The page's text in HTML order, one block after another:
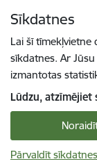
Sīkdatnes
Lai šī
sīkdatnes. Ar
izmantotas
Lūdzu, atzīmējiet
Pārvaldīt sīkdatnes